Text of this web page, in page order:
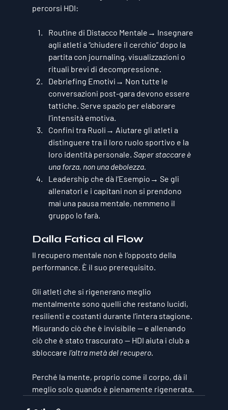
percorsi HDI:
Routine di Distacco Mentale → Insegnare
agli atleti a “chiudere il cerchio” dopo la
partita con journaling, visualizzazioni o
rituali brevi di decompressione.
Debriefing Emotivi → Non tutte le
conversazioni post-gara devono essere
tattiche. Serve spazio per elaborare
l’intensità emotiva.
Confini tra Ruoli → Aiutare gli atleti a
distinguere tra il loro ruolo sportivo e la
loro identità personale. Saper staccare è
una forza, non una debolezza.
Leadership che dà l’Esempio → Se gli
allenatori e i capitani non si prendono
mai una pausa mentale, nemmeno il
gruppo lo farà.
Dalla Fatica al Flow
Il recupero mentale non è l’opposto della
performance. È il suo prerequisito
Gli atleti che si rigenerano meglio
mentalmente sono quelli che restano lucidi,
resilienti e costanti durante l’intera stagione.
Misurando ciò che è invisibile — e allenando
ciò che è stato trascurato — HDI aiuta i club a
sbloccare l’altra metà del recupero.
Perché la mente, proprio come il corpo, dà il
meglio solo quando è pienamente rigenerata.